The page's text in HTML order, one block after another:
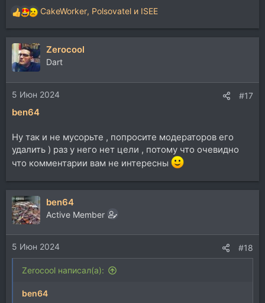
Р
е
а
к
ц
и
и
:
CakeWorker, Polsovatel и ISEE
Zerocool
Dart
5 Июн 2024 #17
ben64
Ну так и не мусорьте , попросите модераторов его
удалить ) раз у него нет цели , потому что очевидно
что комментарии вам не интересны
ben64
Active Member
5 Июн 2024 #18
Zerocool написал(а):
ben64